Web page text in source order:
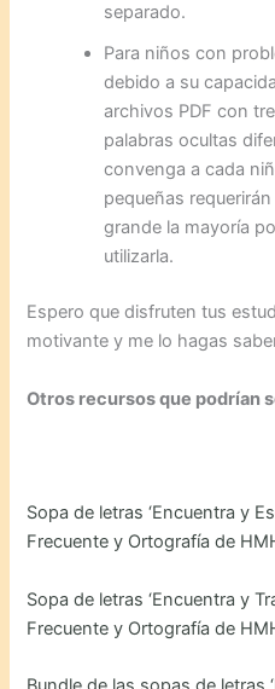
separado.
Para niños con
debido a su
archivos PDF con
palabras ocultas
convenga a cada
pequeñas
grande la mayoría
utilizarla.
Espero que disfruten tus
motivante y me lo hagas
Otros recursos que podrían
Sopa de letras ‘Encuentra y
Frecuente y Ortografía de
Sopa de letras ‘Encuentra y
Frecuente y Ortografía de